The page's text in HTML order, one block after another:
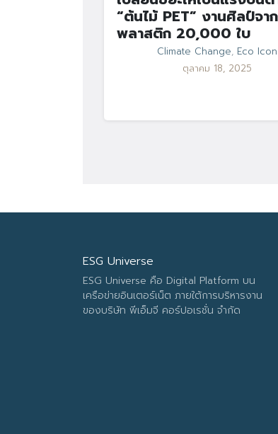
“ต้นไม้ PET” งานศิลป์จา
พลาสติก 20,000 ใบ
Climate Change, Eco Icon
ตุลาคม 18, 2025
ESG Universe
ESG Universe คือ Digital Platform บน
เครือข่ายอินเตอร์เน็ต ภายใต้การบริหารงาน
ของบริษัท พีเอ็มจี คอร์ปอเรชั่น จำกัด